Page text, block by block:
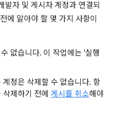
자 및 게시자 계정과 연결되
에 알아야 할 몇 가지 사항이
없습니다. 이 작업에는 '실행
정은 삭제할 수 없습니다. 항
제하기 전에 게시를 취소해야